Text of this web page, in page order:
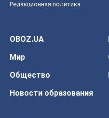
Редакционная политика
OBOZ.UA
Мир
Общество
Новости образования